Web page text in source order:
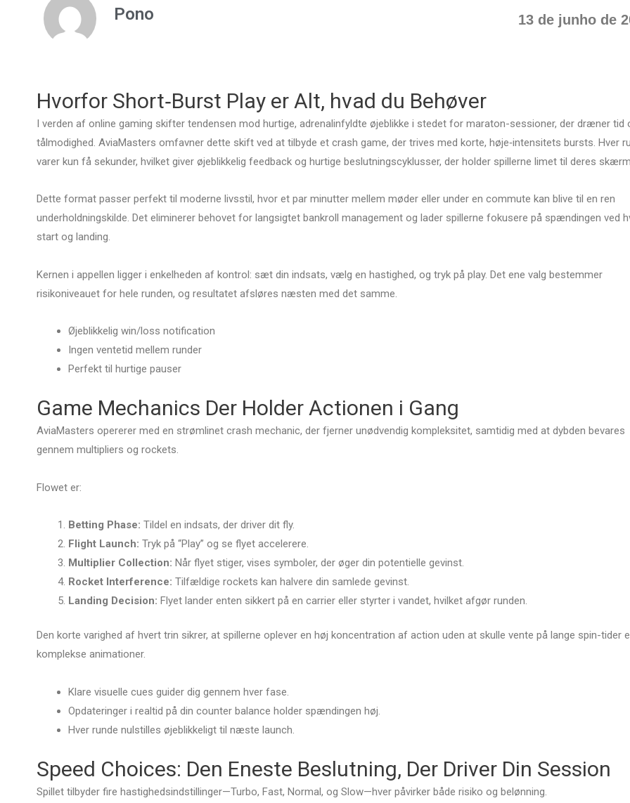
Pono 13 de junho de
Hvorfor Short‑Burst Play er Alt, hvad du Behøver
I verden af online gaming skifter tendensen mod hurtige, adrenalinfyldte øjeblikke i stedet for maraton-sessioner, der dræner tid
tålmodighed. AviaMasters omfavner dette skift ved at tilbyde et crash game, der trives med korte, høje‑intensitets bursts. Hver
varer kun få sekunder, hvilket giver øjeblikkelig feedback og hurtige beslutningscyklusser, der holder spillerne limet til deres
Dette format passer perfekt til moderne livsstil, hvor et par minutter mellem møder eller under en commute kan blive til en ren
underholdningskilde. Det eliminerer behovet for langsigtet bankroll management og lader spillerne fokusere på spændingen ved
start og landing.
Kernen i appellen ligger i enkelheden af kontrol: sæt din indsats, vælg en hastighed, og tryk på play. Det ene valg bestemmer
risikoniveauet for hele runden, og resultatet afsløres næsten med det samme.
Øjeblikkelig win/loss notification
Ingen ventetid mellem runder
Perfekt til hurtige pauser
Game Mechanics Der Holder Actionen i Gang
AviaMasters opererer med en strømlinet crash mechanic, der fjerner unødvendig kompleksitet, samtidig med at dybden bevares
gennem multipliers og rockets.
Flowet er:
Betting Phase: Tildel en indsats, der driver dit fly.
Flight Launch: Tryk på “Play” og se flyet accelerere.
Multiplier Collection: Når flyet stiger, vises symboler, der øger din potentielle gevinst.
Rocket Interference: Tilfældige rockets kan halvere din samlede gevinst.
Landing Decision: Flyet lander enten sikkert på en carrier eller styrter i vandet, hvilket afgør runden.
Den korte varighed af hvert trin sikrer, at spillerne oplever en høj koncentration af action uden at skulle vente på lange spin-tider
komplekse animationer.
Klare visuelle cues guider dig gennem hver fase.
Opdateringer i realtid på din counter balance holder spændingen høj.
Hver runde nulstilles øjeblikkeligt til næste launch.
Speed Choices: Den Eneste Beslutning, Der Driver Din Session
Spillet tilbyder fire hastighedsindstillinger—Turbo, Fast, Normal, og Slow—hver påvirker både risiko og belønning.
John Doe
@username
dapibus leo.